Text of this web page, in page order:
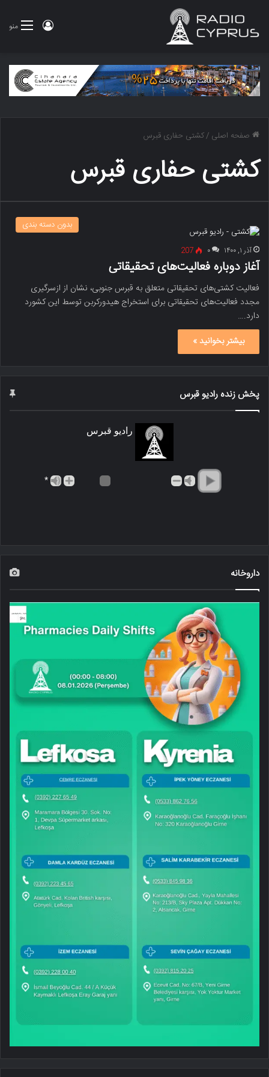
منو ورود
صفحه اصلی /کشتی حفاری قبرس
کشتی حفاری قبرس
بدون دسته بندی
آذر ۱, ۱۴۰۰ ۰ 207
آغاز دوباره فعالیت‌های تحقیقاتی
فعالیت کشتی‌های تحقیقاتی متعلق به قبرس جنوبی، نشان از ازسرگیری
مجدد فعالیت‌های تحقیقاتی برای استخراج هیدورکربن توسط این کشورد
دارد.…
بیشتر بخوانید »
پخش زنده رادیو قبرس
رادیو قبرس
*
داروخانه